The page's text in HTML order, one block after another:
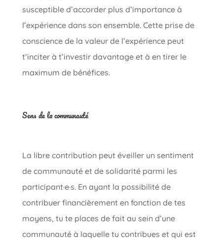
susceptible d’accorder plus d’importance à
l’expérience dans son ensemble. Cette prise de
conscience de la valeur de l’expérience peut
t’inciter à t’investir davantage et à en tirer le
maximum de bénéfices.
Sens de la communauté
La libre contribution peut éveiller un sentiment
de communauté et de solidarité parmi les
participant·e·s. En ayant la possibilité de
contribuer financièrement en fonction de tes
moyens, tu te places de fait au sein d’une
communauté à laquelle tu contribues et qui est